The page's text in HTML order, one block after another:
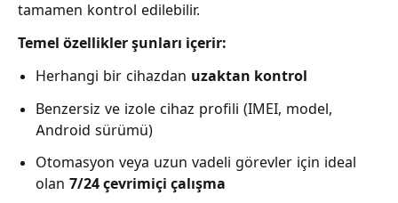
tamamen kontrol edilebilir.
Temel özellikler şunları içerir:
Herhangi bir cihazdan uzaktan kontrol
Benzersiz ve izole cihaz profili (IMEI, model,
Android sürümü)
Otomasyon veya uzun vadeli görevler için ideal
olan 7/24 çevrimiçi çalışma